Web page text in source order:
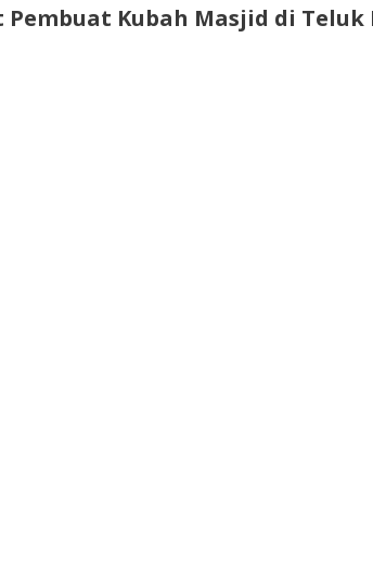
Kubah Masjid di